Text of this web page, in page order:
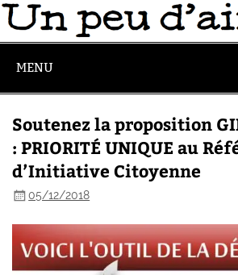
MENU
Soutenez la proposition
: PRIORITÉ UNIQUE au
d’Initiative Citoyenne
05/12/2018